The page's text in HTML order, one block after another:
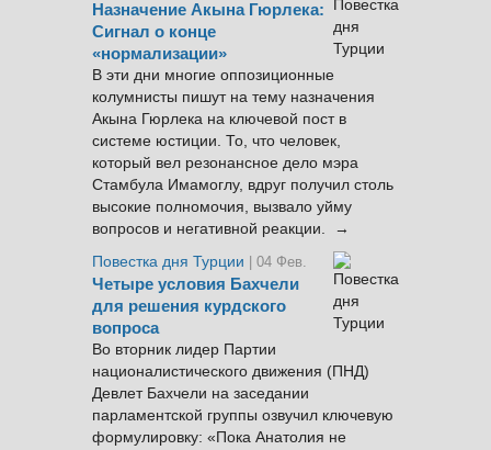
Назначение Акына Гюрлека:
Сигнал о конце
«нормализации»
В эти дни многие оппозиционные
колумнисты пишут на тему назначения
Акына Гюрлека на ключевой пост в
системе юстиции. То, что человек,
который вел резонансное дело мэра
Стамбула Имамоглу, вдруг получил столь
высокие полномочия, вызвало уйму
вопросов и негативной реакции. →
Повестка дня Турции
| 04 Фев.
Четыре условия Бахчели
для решения курдского
вопроса
Во вторник лидер Партии
националистического движения (ПНД)
Девлет Бахчели на заседании
парламентской группы озвучил ключевую
формулировку: «Пока Анатолия не